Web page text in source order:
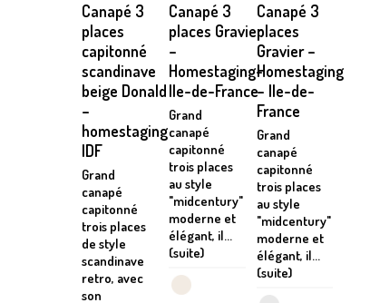
Canapé 3
places
capitonné
scandinave
beige Donald
–
homestaging
IDF
Grand
canapé
capitonné
trois places
de style
scandinave
retro, avec
son
Canapé 3
places Gravier
–
Homestaging-
Ile-de-France
Grand
canapé
capitonné
trois places
au style
"midcentury"
moderne et
élégant, il...
(suite)
Canapé 3
places
Gravier –
Homestaging
– Ile-de-
France
Grand
canapé
capitonné
trois places
au style
"midcentury"
moderne et
élégant, il...
(suite)